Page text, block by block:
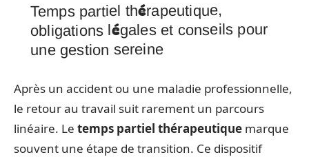
Temps partiel thérapeutique,
obligations légales et conseils pour
une gestion sereine
Après un accident ou une maladie professionnelle,
le retour au travail suit rarement un parcours
linéaire. Le temps partiel thérapeutique marque
souvent une étape de transition. Ce dispositif